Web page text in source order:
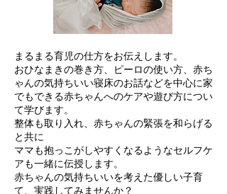
まるまる育児の仕方をお伝えします。
おひなまきの巻き方、ピーロの使い方、赤ち
ゃんの気持ちいい寝床のお話などを中心に家
でもできる赤ちゃんへのケアや遊び方につい
て学びます。
整体も取り入れ、赤ちゃんの緊張を和らげる
と共に
ママも抱っこがしやすくなるようなセルフケ
アも一緒に伝授します。
赤ちゃんの気持ちいいを考えた優しい子育
て、実践してみませんか？